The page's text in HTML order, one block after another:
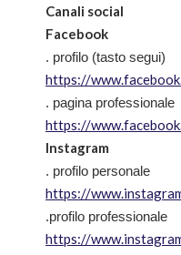
Canali social
Facebook
. profilo (tasto segui)
https://
. pagina professionale
https://
Instagram
. profilo personale
https://
.profilo professionale
https://